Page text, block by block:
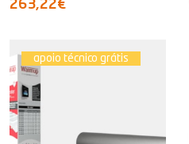
263,22€
apoio técnico grátis